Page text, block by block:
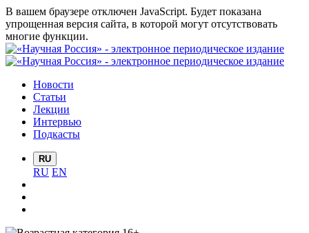
В вашем браузере отключен JavaScript. Будет показана
упрощенная версия сайта, в которой могут отсутствовать
многие функции.
Новости
Статьи
Лекции
Интервью
Подкасты
RU
RU EN